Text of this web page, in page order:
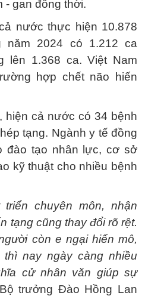
- gan đồng thời.
nước thực hiện 10.878
năm 2024 có 1.212 ca
lên 1.368 ca. Việt Nam
hợp chết não hiến
hiện cả nước có 34 bệnh
tạng. Ngành y tế đồng
đào tạo nhân lực, cơ sở
kỹ thuật cho nhiều bệnh
chuyên môn, nhận
tạng cũng thay đổi rõ rệt.
còn e ngại hiến mô,
nay ngày càng nhiều
cử nhân văn giúp sự
trưởng Đào Hồng Lan